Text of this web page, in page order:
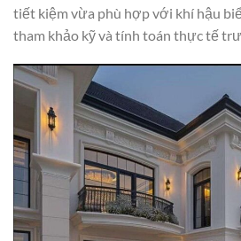
tiết kiệm vừa phù hợp với khí hậu
tham khảo kỹ và tính toán thực tế